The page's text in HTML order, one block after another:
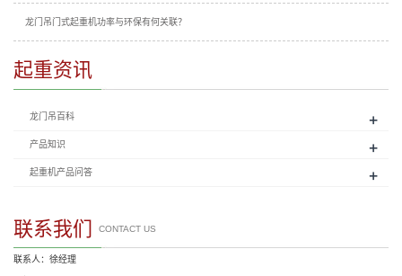
龙门吊门式起重机功率与环保有何关联？
起重资讯
龙门吊百科 +
产品知识 +
起重机产品问答 +
联系我们 CONTACT US
联系人：徐经理